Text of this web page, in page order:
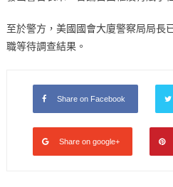
至於警方，美國國會大廈警察局局長
職等待調查結果。
Share on Facebook
Share on google+